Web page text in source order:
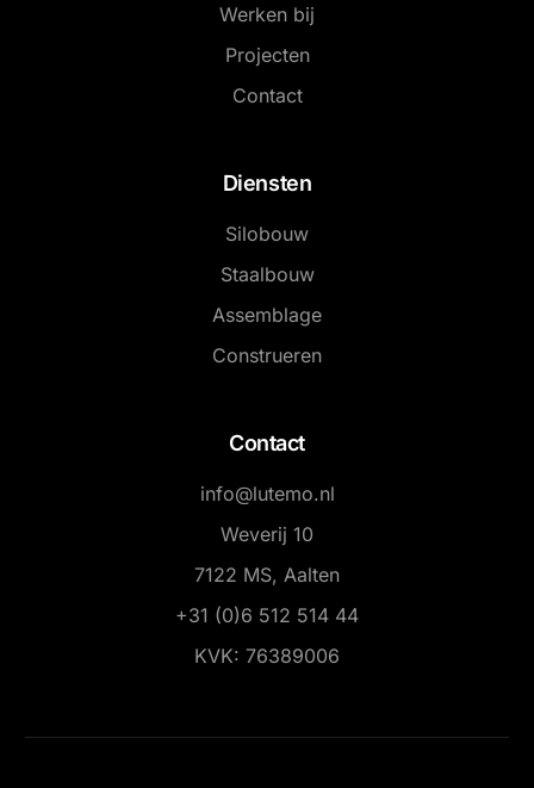
Werken bij
Projecten
Contact
Diensten
Silobouw
Staalbouw
Assemblage
Construeren
Contact
info@lutemo.nl
Weverij 10
7122 MS, Aalten
+31 (0)6 512 514 44
KVK: 76389006